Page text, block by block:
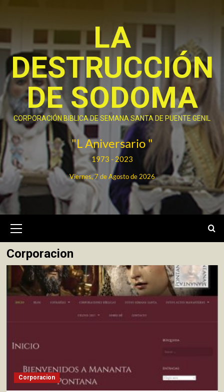
contenido
LA
DESTRUCCIÓN
DE SODOMA
CORPORACIÓN BIBLICA DE SEMANA SANTA DE PUENTE GENIL
"L Aniversario "
1973 - 2023
Viernes, 7 de Agosto de 2026
primario
Corporacion
Corporacion